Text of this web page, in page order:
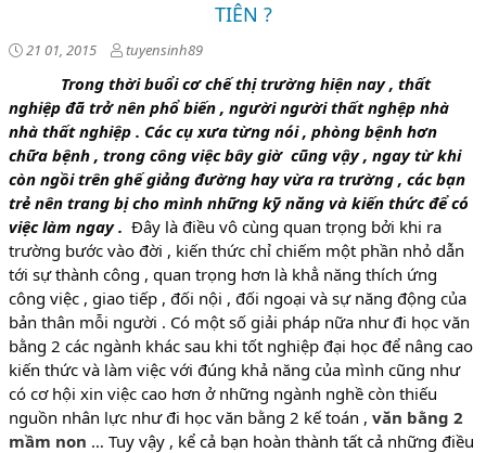
TIÊN ?
21 01, 2015 tuyensinh89
Trong thời buổi cơ chế thị trường hiện nay , thất
nghiệp đã trở nên phổ biến , người người thất nghệp nhà
nhà thất nghiệp . Các cụ xưa từng nói , phòng bệnh hơn
chữa bệnh , trong công việc bây giờ cũng vậy , ngay từ khi
còn ngồi trên ghế giảng đường hay vừa ra trường , các bạn
trẻ nên trang bị cho mình những kỹ năng và kiến thức để có
việc làm ngay . Đây là điều vô cùng quan trọng bởi khi ra
trường bước vào đời , kiến thức chỉ chiếm một phần nhỏ dẫn
tới sự thành công , quan trọng hơn là khẳ năng thích ứng
công việc , giao tiếp , đối nội , đối ngoại và sự năng động của
bản thân mỗi người . Có một số giải pháp nữa như đi học văn
bằng 2 các ngành khác sau khi tốt nghiệp đại học để nâng cao
kiến thức và làm việc với đúng khả năng của mình cũng như
có cơ hội xin việc cao hơn ở những ngành nghề còn thiếu
nguồn nhân lực như đi học văn bằng 2 kế toán , văn bằng 2
mầm non … Tuy vậy , kể cả bạn hoàn thành tất cả những điều